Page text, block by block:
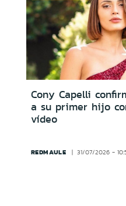
Cony Capelli
a su primer hijo
vídeo
REDMAULE 31/07/2026 -